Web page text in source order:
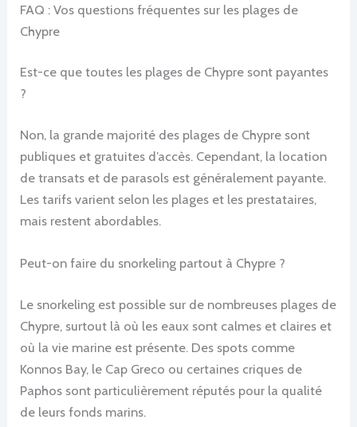
FAQ : Vos questions fréquentes sur les plages de
Chypre
Est-ce que toutes les plages de Chypre sont payantes
?
Non, la grande majorité des plages de Chypre sont
publiques et gratuites d’accès. Cependant, la location
de transats et de parasols est généralement payante.
Les tarifs varient selon les plages et les prestataires,
mais restent abordables.
Peut-on faire du snorkeling partout à Chypre ?
Le snorkeling est possible sur de nombreuses plages de
Chypre, surtout là où les eaux sont calmes et claires et
où la vie marine est présente. Des spots comme
Konnos Bay, le Cap Greco ou certaines criques de
Paphos sont particulièrement réputés pour la qualité
de leurs fonds marins.